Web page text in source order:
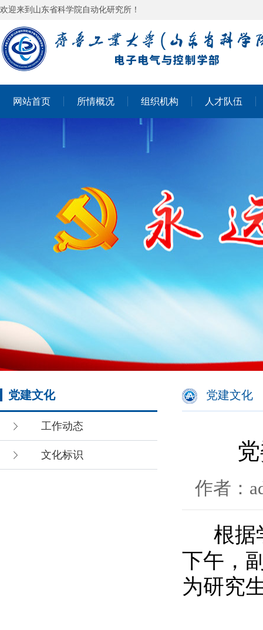
欢迎来到山东省科学院自动化研究所！
网站首页 所情概况 组织机构 人才队伍
党建文化
工作动态
文化标识
党建文化
作者：
根据
下午，
为研究